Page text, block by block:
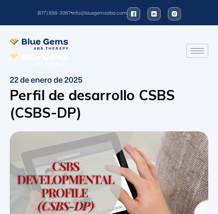
(617) 898-3967info@bluegemsaba.com
22 de enero de 2025
Perfil de desarrollo CSBS
(CSBS-DP)